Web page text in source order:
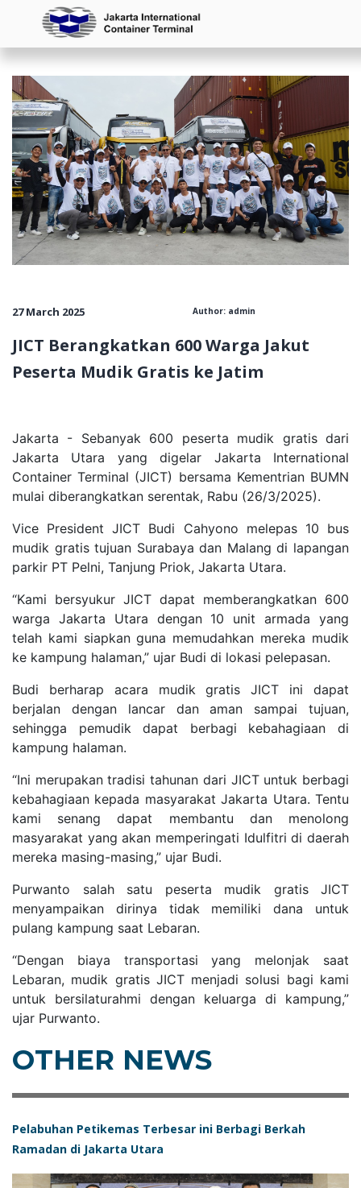
27 March 2025 Author: admin
JICT Berangkatkan 600 Warga Jakut
Peserta Mudik Gratis ke Jatim
Jakarta - Sebanyak 600 peserta mudik gratis dari
Jakarta Utara yang digelar Jakarta International
Container Terminal (JICT) bersama Kementrian BUMN
mulai diberangkatkan serentak, Rabu (26/3/2025).
Vice President JICT Budi Cahyono melepas 10 bus
mudik gratis tujuan Surabaya dan Malang di lapangan
parkir PT Pelni, Tanjung Priok, Jakarta Utara.
“Kami bersyukur JICT dapat memberangkatkan 600
warga Jakarta Utara dengan 10 unit armada yang
telah kami siapkan guna memudahkan mereka mudik
ke kampung halaman,” ujar Budi di lokasi pelepasan.
Budi berharap acara mudik gratis JICT ini dapat
berjalan dengan lancar dan aman sampai tujuan,
sehingga pemudik dapat berbagi kebahagiaan di
kampung halaman.
“Ini merupakan tradisi tahunan dari JICT untuk berbagi
kebahagiaan kepada masyarakat Jakarta Utara. Tentu
kami senang dapat membantu dan menolong
masyarakat yang akan memperingati Idulfitri di daerah
mereka masing-masing,” ujar Budi.
Purwanto salah satu peserta mudik gratis JICT
menyampaikan dirinya tidak memiliki dana untuk
pulang kampung saat Lebaran.
“Dengan biaya transportasi yang melonjak saat
Lebaran, mudik gratis JICT menjadi solusi bagi kami
untuk bersilaturahmi dengan keluarga di kampung,”
ujar Purwanto.
OTHER NEWS
Pelabuhan Petikemas Terbesar ini Berbagi Berkah
Ramadan di Jakarta Utara